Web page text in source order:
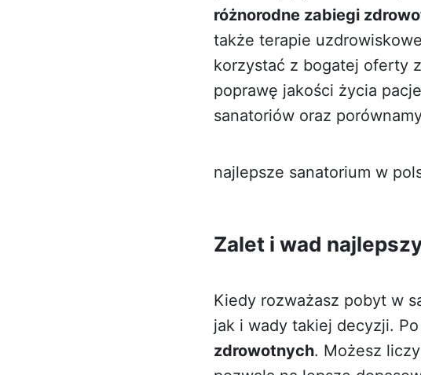
różnorodne zabiegi
także terapie
korzystać z bogatej oferty
poprawę jakości życia
sanatoriów oraz
najlepsze sanatorium w
Zalet i wad
Kiedy rozważasz pobyt w
jak i wady takiej decyzji.
zdrowotnych. Możesz